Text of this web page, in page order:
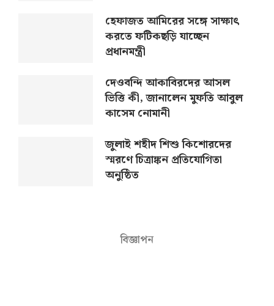
হেফাজত আমিরের সঙ্গে সাক্ষাৎ
করতে ফটিকছড়ি যাচ্ছেন
প্রধানমন্ত্রী
দেওবন্দি আকাবিরদের আসল
ভিত্তি কী, জানালেন মুফতি আবুল
কাসেম নোমানী
জুলাই শহীদ শিশু কিশোরদের
স্মরণে চিত্রাঙ্কন প্রতিযোগিতা
অনুষ্ঠিত
বিজ্ঞাপন